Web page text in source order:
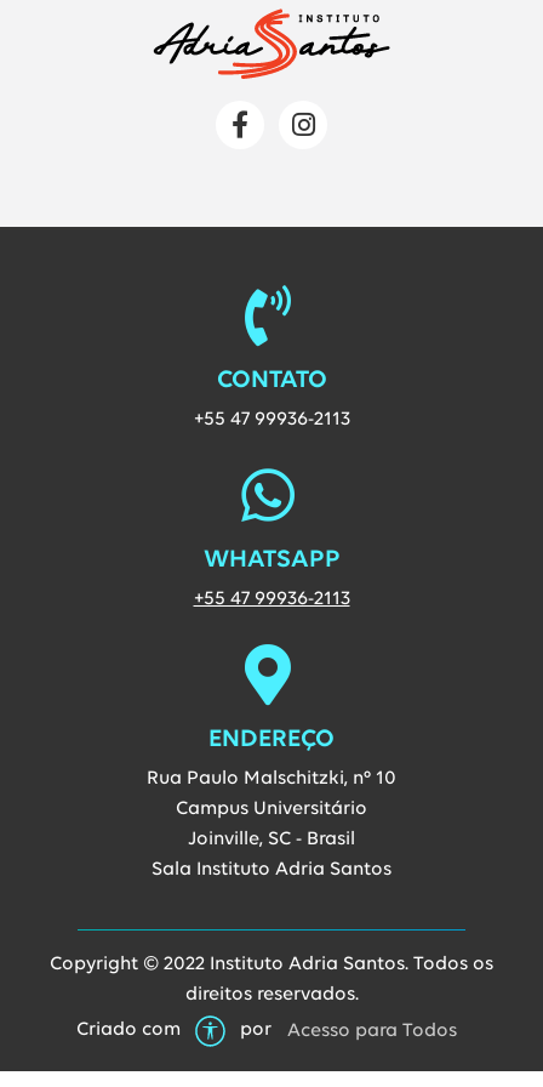
Redes Sociais da LabvixPágina da Labvix no
CONTATO
+55 47 99936-2113
WHATSAPP
+55 47 99936-2113Entre em contato via
ENDEREÇO
Rua Paulo Malschitzki, nº 10
Campus Universitário
Joinville, SC - Brasil
Sala Instituto Adria Santos
Copyright © 2022 Instituto Adria Santos. Todos os
direitos reservados.
Criado com
por Acesso para TodosLink abre